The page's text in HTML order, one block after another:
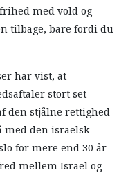
med vold og
tilbage, bare fordi du
har vist, at
stort set
den stjålne rettighed
med den israelsk-
for mere end 30 år
mellem Israel og